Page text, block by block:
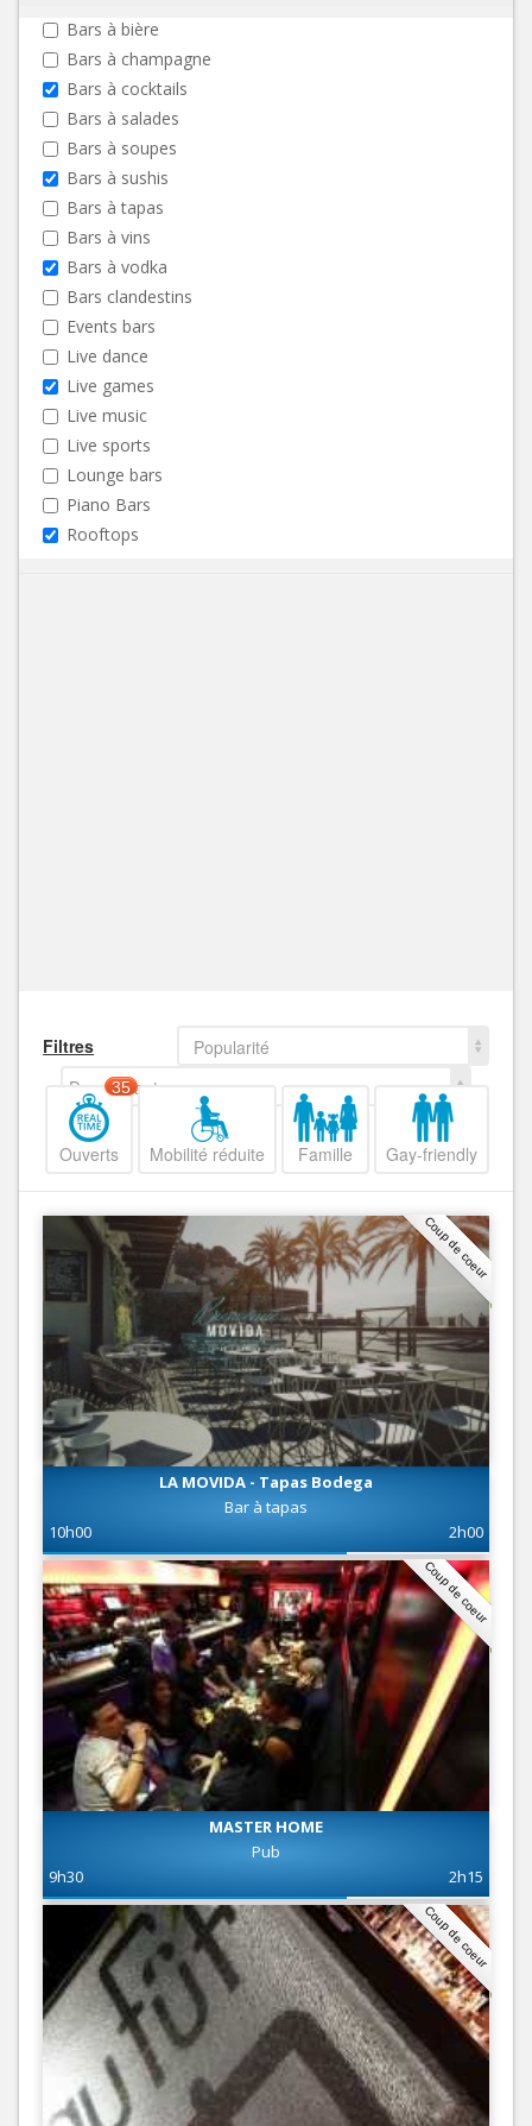
Bars à bière
Bars à champagne
Bars à cocktails
Bars à salades
Bars à soupes
Bars à sushis
Bars à tapas
Bars à vins
Bars à vodka
Bars clandestins
Events bars
Live dance
Live games
Live music
Live sports
Lounge bars
Piano Bars
Rooftops
Filtres
Popularité
Decroissant
Ouverts
35
Mobilité réduite Famille Gay-friendly
Coup de coeur
LA MOVIDA - Tapas Bodega
Bar à tapas
10h00
2h00
Coup de coeur
MASTER HOME
Pub
9h30
2h15
Coup de coeur